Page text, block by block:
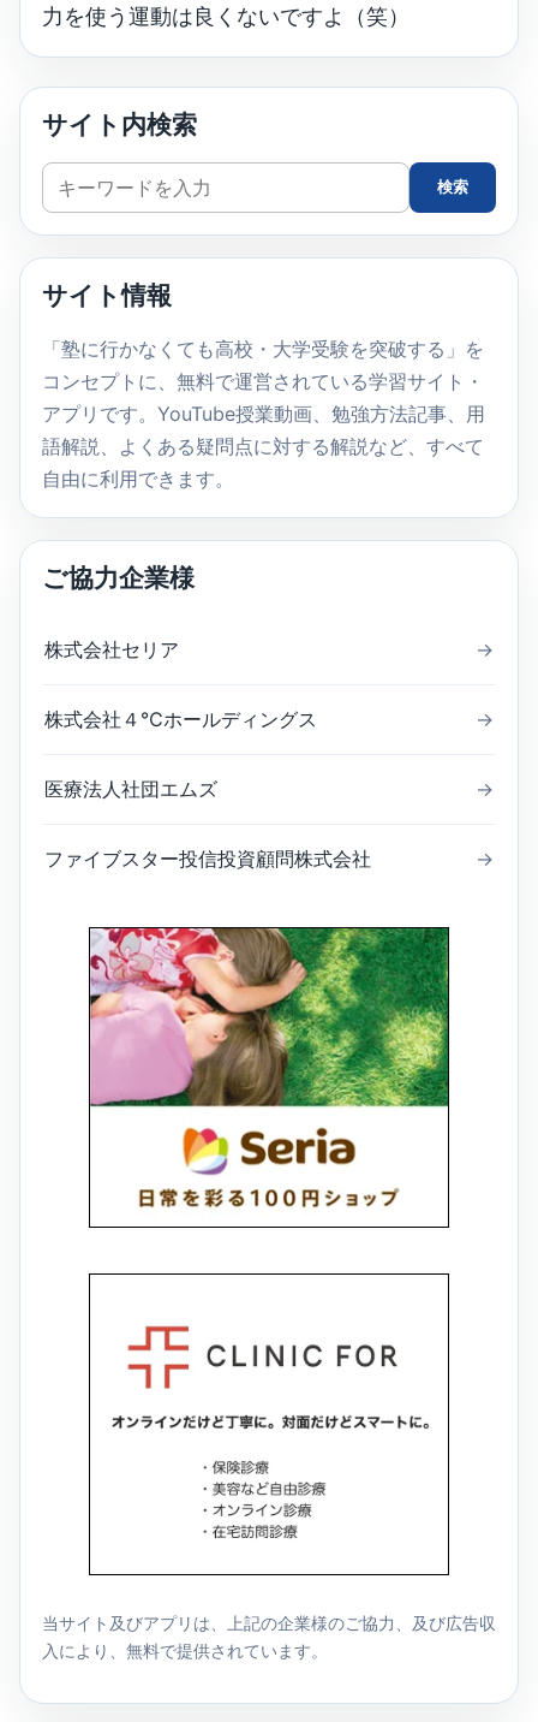
力を使う運動は良くないですよ（笑）
サイト内検索
サ
イ
ト
検
索
検索
サイト情報
「塾に行かなくても高校・大学受験を突破する」を
コンセプトに、無料で運営されている学習サイト・
アプリです。YouTube授業動画、勉強方法記事、用
語解説、よくある疑問点に対する解説など、すべて
自由に利用できます。
ご協力企業様
株式会社セリア →
株式会社４℃ホールディングス →
医療法人社団エムズ →
ファイブスター投信投資顧問株式会社 →
当サイト及びアプリは、上記の企業様のご協力、及び広告収
入により、無料で提供されています。